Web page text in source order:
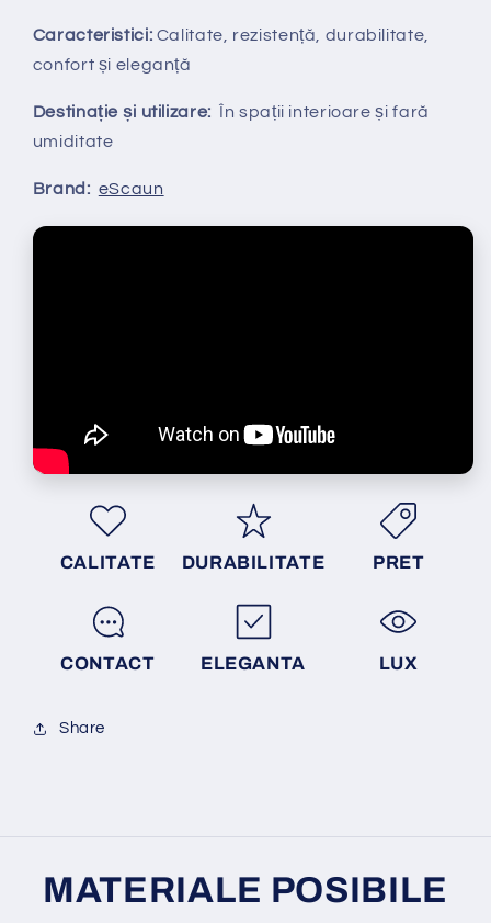
Caracteristici: Calitate, rezistență, durabilitate,
confort și eleganță
Destinație și utilizare: În spații interioare și fară
umiditate
Brand: eScaun
CALITATE DURABILITATE PRET
CONTACT ELEGANTA LUX
Share
MATERIALE POSIBILE